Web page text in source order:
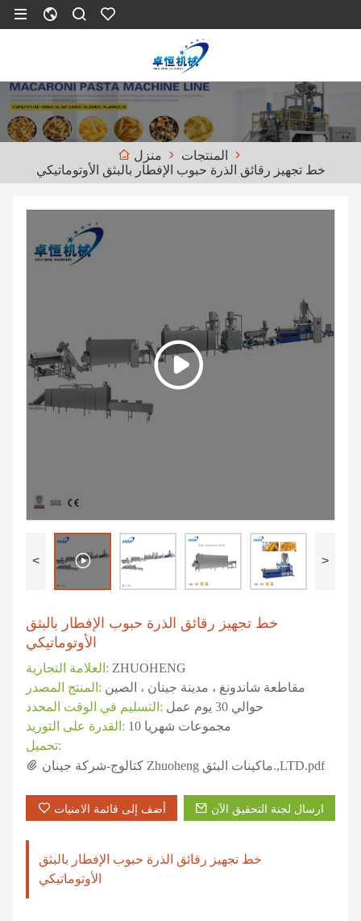
منزل
المنتجات
خط تجهيز رقائق الذرة حبوب الإفطار بالبثق الأوتوماتيكي
< >
خط تجهيز رقائق الذرة حبوب الإفطار بالبثق
الأوتوماتيكي
العلامة التجارية: ZHUOHENG
المنتج المصدر: مقاطعة شاندونغ ، مدينة جينان ، الصين
التسليم في الوقت المحدد:
حوالي 30 يوم عمل
القدرة على التوريد:
10 مجموعات شهريا
تحميل:
كتالوج-شركة جينان Zhuoheng ماكينات البثق.,LTD.pdf
أضف إلى قائمة الامنيات ارسال لجنة التحقيق الآن
خط تجهيز رقائق الذرة حبوب الإفطار بالبثق
الأوتوماتيكي